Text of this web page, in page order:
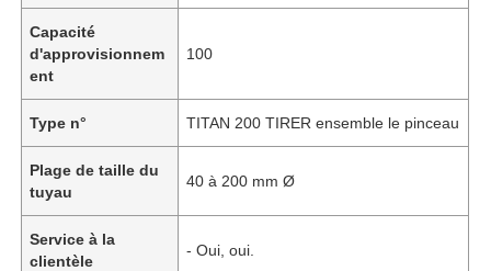
Capacité
d'approvisionnem
ent
100
Type n° TITAN 200 TIRER ensemble le pinceau
Plage de taille du
tuyau
40 à 200 mm Ø
Service à la
clientèle
- Oui, oui.